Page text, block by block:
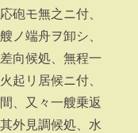
砲モ無之ニ付、
ノ端舟ヲ卸シ、
向候処、無程一
起リ居候ニ付、
、又々一艘乗返
外見調候処、水